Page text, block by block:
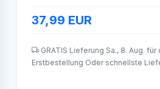
37,99 EUR
GRATIS Lieferung Sa., 8. Aug.
Erstbestellung Oder schnellste